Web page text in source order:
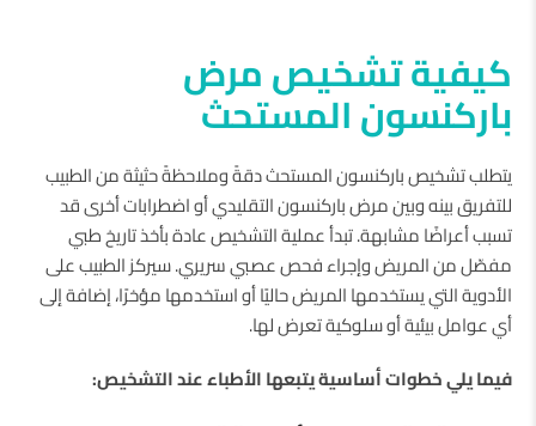
كيفية تشخيص مرض
باركنسون المستحث
يتطلب تشخيص باركنسون المستحث دقةً وملاحظةً حثيثة من الطبيب
للتفريق بينه وبين مرض باركنسون التقليدي أو اضطرابات أخرى قد
تسبب أعراضًا مشابهة. تبدأ عملية التشخيص عادة بأخذ تاريخ طبي
مفصّل من المريض وإجراء فحص عصبي سريري. سيركز الطبيب على
الأدوية التي يستخدمها المريض حاليًا أو استخدمها مؤخرًا، إضافة إلى
أي عوامل بيئية أو سلوكية تعرض لها.
فيما يلي خطوات أساسية يتبعها الأطباء عند التشخيص: